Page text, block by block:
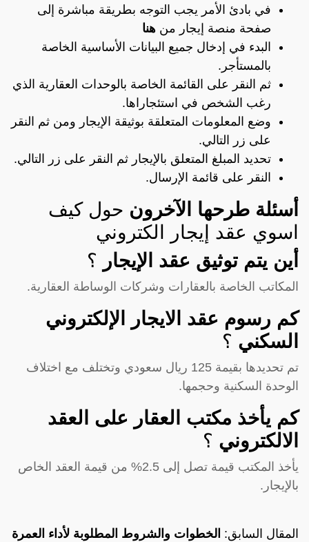
في بادئ الأمر يجب التوجه بطريقة مباشرة إلى
صفحة منصة إيجار من هنا
البدء في إدخال جميع البيانات الأساسية الخاصة
بالمستأجر.
ثم النقر على القائمة الخاصة بالوحدات العقارية الذي
رغب الشخص في استئجاراها.
وضع المعلومات المتعلقة بوثيقة الإيجار ومن ثم النقر
على زر التالي.
تحديد المبلغ المتعلق بالإيجار ثم النقر على زر التالي.
النقر على قائمة الإرسال.
أسئلة طرحها الآخرون حول كيف
اسوي عقد إيجار الكتروني
أين يتم توثيق عقد الإيجار ؟
المكاتب الخاصة بالعقارات وشركات الوساطة العقارية.
كم رسوم عقد الايجار الإلكتروني
السكني ؟
تم تحديدها بقيمة 125 ريال سعودي وتختلف مع اختلاف
الوحدة السكنية وحجمها.
كم يأخذ مكتب العقار على العقد
الالكتروني ؟
يأخذ المكتب قيمة تصل إلى 2.5% من قيمة العقد الخاص
بالإيجار.
المقال السابق: الخطوات والشروط المطلوبة لأداء العمرة